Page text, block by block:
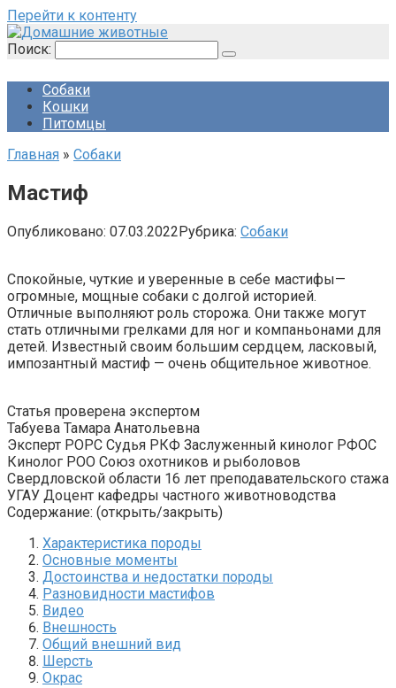
Перейти к контенту
Поиск:
Собаки
Кошки
Питомцы
Главная » Собаки
Мастиф
Опубликовано: 07.03.2022Рубрика: Собаки
Спокойные, чуткие и уверенные в себе мастифы—
огромные, мощные собаки с долгой историей.
Отличные выполняют роль сторожа. Они также могут
стать отличными грелками для ног и компаньонами для
детей. Известный своим большим сердцем, ласковый,
импозантный мастиф — очень общительное животное.
Статья проверена экспертом
Табуева Тамара Анатольевна
Эксперт РОРС Судья РКФ Заслуженный кинолог РФОС
Кинолог РОО Союз охотников и рыболовов
Свердловской области 16 лет преподавательского стажа
УГАУ Доцент кафедры частного животноводства
Содержание: (открыть/закрыть)
Характеристика породы
Основные моменты
Достоинства и недостатки породы
Разновидности мастифов
Видео
Внешность
Общий внешний вид
Шерсть
Окрас